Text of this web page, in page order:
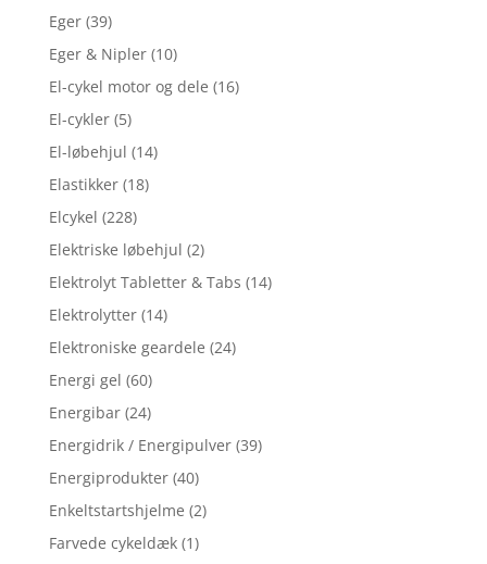
Eger (39)
Eger & Nipler (10)
El-cykel motor og dele (16)
El-cykler (5)
El-løbehjul (14)
Elastikker (18)
Elcykel (228)
Elektriske løbehjul (2)
Elektrolyt Tabletter & Tabs (14)
Elektrolytter (14)
Elektroniske geardele (24)
Energi gel (60)
Energibar (24)
Energidrik / Energipulver (39)
Energiprodukter (40)
Enkeltstartshjelme (2)
Farvede cykeldæk (1)